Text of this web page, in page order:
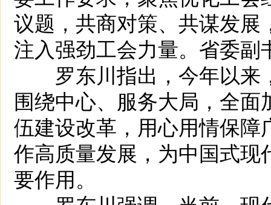
议题，共商对策、共谋发
注入强劲工会力量。省委
罗东川指出，今年以来
围绕中心、服务大局，全
伍建设改革，用心用情保
作高质量发展，为中国式
要作用。